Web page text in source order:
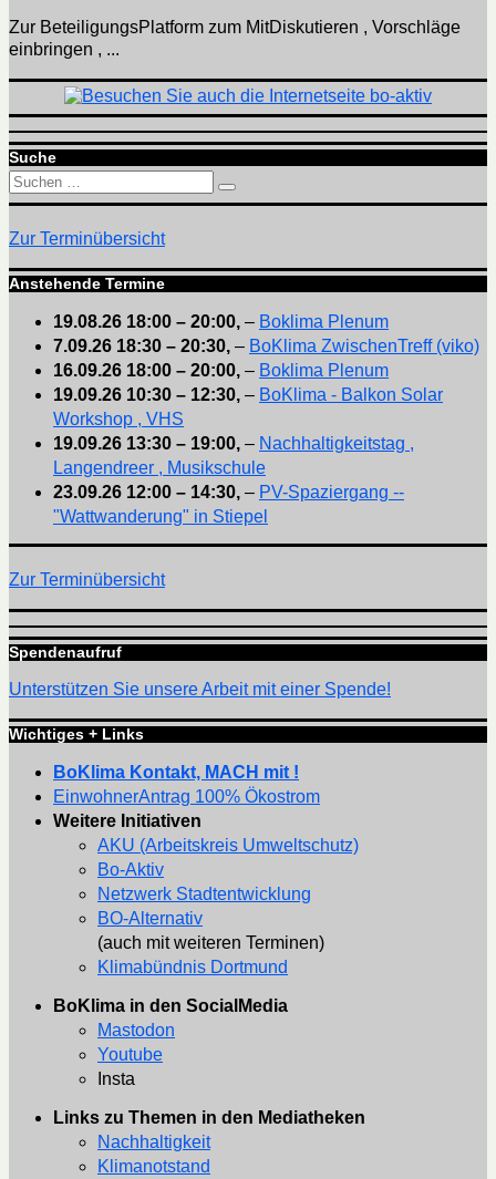
Zur BeteiligungsPlatform zum MitDiskutieren , Vorschläge
einbringen , ...
Suche
Suchen
nach:
Suchen
Zur Terminübersicht
Anstehende Termine
19.08.26 18:00 – 20:00, – Boklima Plenum
7.09.26 18:30 – 20:30, – BoKlima ZwischenTreff (viko)
16.09.26 18:00 – 20:00, – Boklima Plenum
19.09.26 10:30 – 12:30, – BoKlima - Balkon Solar
Workshop , VHS
19.09.26 13:30 – 19:00, – Nachhaltigkeitstag ,
Langendreer , Musikschule
23.09.26 12:00 – 14:30, – PV-Spaziergang --
"Wattwanderung" in Stiepel
Zur Terminübersicht
Spendenaufruf
Unterstützen Sie unsere Arbeit mit einer Spende!
Wichtiges + Links
BoKlima Kontakt, MACH mit !
EinwohnerAntrag 100% Ökostrom
Weitere Initiativen
AKU (Arbeitskreis Umweltschutz)
Bo-Aktiv
Netzwerk Stadtentwicklung
BO-Alternativ
(auch mit weiteren Terminen)
Klimabündnis Dortmund
BoKlima in den SocialMedia
Mastodon
Youtube
Insta
Links zu Themen in den Mediatheken
Nachhaltigkeit
Klimanotstand